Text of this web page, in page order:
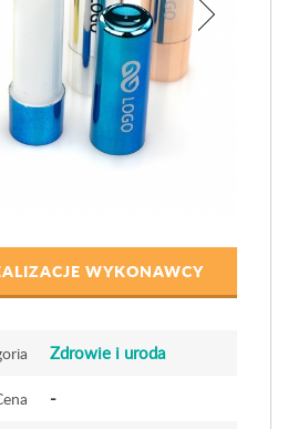
WYKONAWCY
Zdrowie i uroda
-